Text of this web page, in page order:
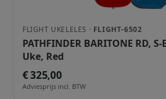
FLIGHT UKELELES · FLIGHT-6502
PATHFINDER BARITONE RD,
Uke, Red
€ 325,00
Adviesprijs incl. BTW